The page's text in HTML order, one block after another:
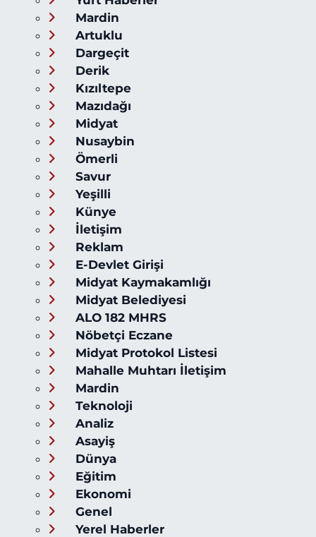
Mardin
Artuklu
Dargeçit
Derik
Kızıltepe
Mazıdağı
Midyat
Nusaybin
Ömerli
Savur
Yeşilli
Künye
İletişim
Reklam
E-Devlet Girişi
Midyat Kaymakamlığı
Midyat Belediyesi
ALO 182 MHRS
Nöbetçi Eczane
Midyat Protokol Listesi
Mahalle Muhtarı İletişim
Mardin
Teknoloji
Analiz
Asayiş
Dünya
Eğitim
Ekonomi
Genel
Yerel Haberler